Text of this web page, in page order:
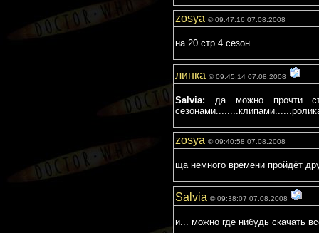
zosya © 09:47:16 07.08.2008
на 20 стр.4 сезон
линка © 09:45:14 07.08.2008
Salvia: да можно прочти
zosya © 09:40:58 07.08.2008
ща немного времени пройдёт
Salvia © 09:38:07 07.08.2008
и... можно где нибудь скачать